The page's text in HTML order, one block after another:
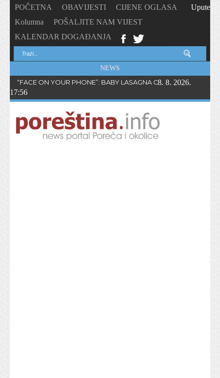
POČETNA OBAVIJESTI
CIJENE OGLASA
Kolumna
POŠALJITE NAM VIJEST
KALENDAR DOGAĐANJA
Upute
NEWS
“FACE ON YOUR PHONE”: BABY LASAGNA OBJAVIO NOVI
8. 8. 2026.
17:56